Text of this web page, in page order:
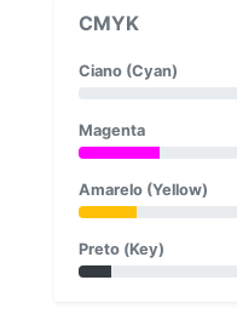
CMYK
Ciano (Cyan)
Magenta
Amarelo (Yellow)
Preto (Key)